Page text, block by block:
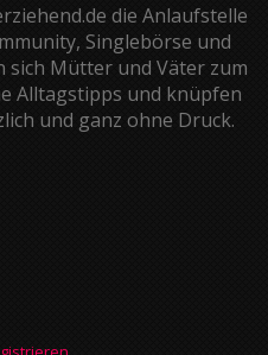
die Anlaufstelle
Singlebörse und
Mütter und Väter zum
Alltagstipps und knüpfen
und ganz ohne Druck.